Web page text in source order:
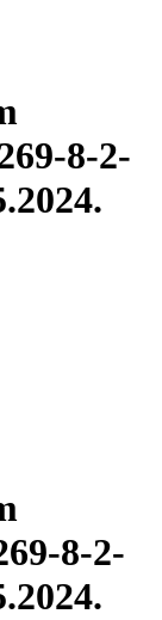
8-2-
8-2-